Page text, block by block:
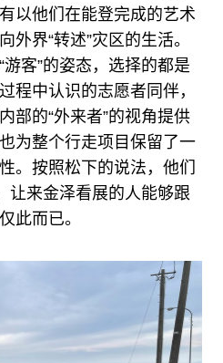
以他们在能登完成的艺术
外界“转述”灾区的生活。
客”的姿态，选择的都是
程中认识的志愿者同伴，
部的“外来者”的视角提供
为整个行走项目保留了一
。按照松下的说法，他们
让来金泽看展的人能够跟
此而已。